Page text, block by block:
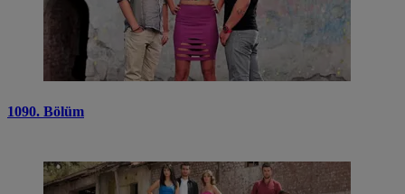
1090. Bölüm